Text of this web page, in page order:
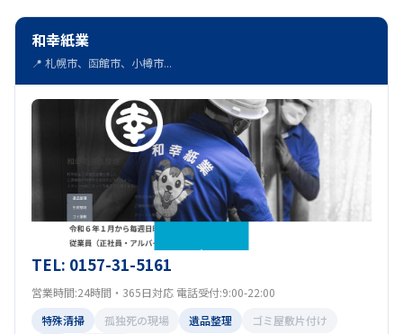
和幸紙業
📍 札幌市、函館市、小樽市...
TEL: 0157-31-5161
営業時間:24時間・365日対応 電話受付:9:00-22:00
特殊清掃
孤独死の現場 遺品整理
ゴミ屋敷片付け